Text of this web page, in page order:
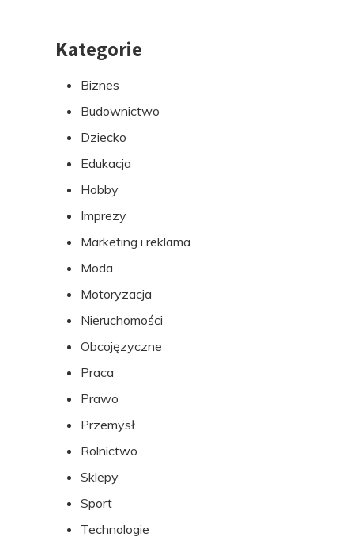
PrzejdźKategorie
Biznes
Budownictwo
Dziecko
Edukacja
Hobby
Imprezy
Marketing i reklama
Moda
Motoryzacja
Nieruchomości
Obcojęzyczne
Praca
Prawo
Przemysł
Rolnictwo
Sklepy
Sport
Technologie